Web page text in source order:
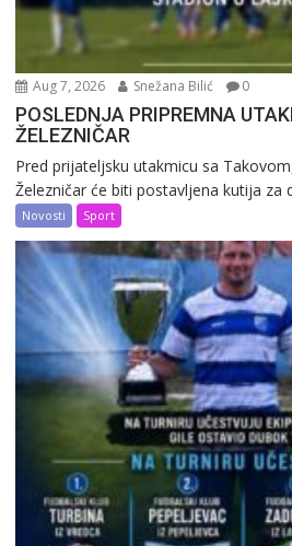
Aug 7, 2026 Snežana Bilić 0
POSLEDNJA PRIPREMNA
ŽELEZNIČAR
Pred prijateljsku utakmicu sa
Železničar će biti postavljena kutija za
Novosti Sport